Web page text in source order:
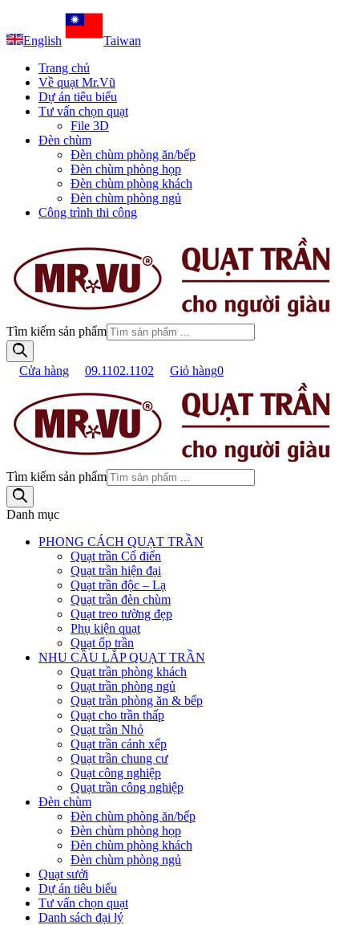
English
Taiwan
Trang chủ
Về quạt Mr.Vũ
Dự án tiêu biểu
Tư vấn chọn quạt
File 3D
Đèn chùm
Đèn chùm phòng ăn/bếp
Đèn chùm phòng họp
Đèn chùm phòng khách
Đèn chùm phòng ngủ
Công trình thi công
Tìm kiếm sản phẩm
Cửa hàng 09.1102.1102 Giỏ hàng0
Tìm kiếm sản phẩm
Danh mục
PHONG CÁCH QUẠT TRẦN
Quạt trần Cổ điển
Quạt trần hiện đại
Quạt trần độc – Lạ
Quạt trần đèn chùm
Quạt treo tường đẹp
Phụ kiện quạt
Quạt ốp trần
NHU CẦU LẮP QUẠT TRẦN
Quạt trần phòng khách
Quạt trần phòng ngủ
Quạt trần phòng ăn & bếp
Quạt cho trần thấp
Quạt trần Nhỏ
Quạt trần cánh xếp
Quạt trần chung cư
Quạt công nghiệp
Quạt trần công nghiệp
Đèn chùm
Đèn chùm phòng ăn/bếp
Đèn chùm phòng họp
Đèn chùm phòng khách
Đèn chùm phòng ngủ
Quạt sưởi
Dự án tiêu biểu
Tư vấn chọn quạt
Danh sách đại lý